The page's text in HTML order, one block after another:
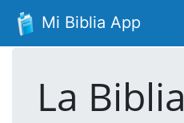
Mi Biblia App
La Biblia